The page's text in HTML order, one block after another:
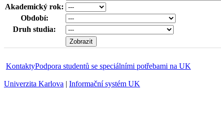
Akademický rok:
Období:
Druh studia:
KontaktyPodpora studentů se speciálními potřebami na UK
Univerzita Karlova | Informační systém UK